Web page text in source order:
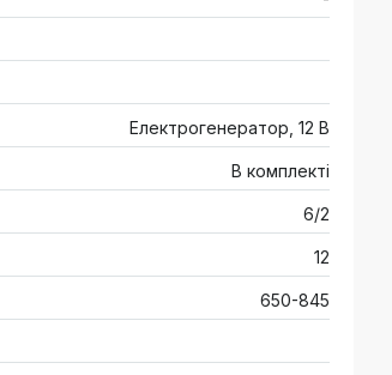
Електрогенератор, 12 В
В комплекті
6/2
12
650-845